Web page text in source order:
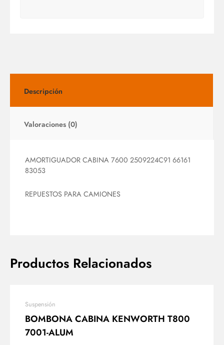
Descripción
Valoraciones (0)
AMORTIGUADOR CABINA 7600 2509224C91 66161
83053
REPUESTOS PARA CAMIONES
Productos Relacionados
Suspensión
BOMBONA CABINA KENWORTH T800
7001-ALUM